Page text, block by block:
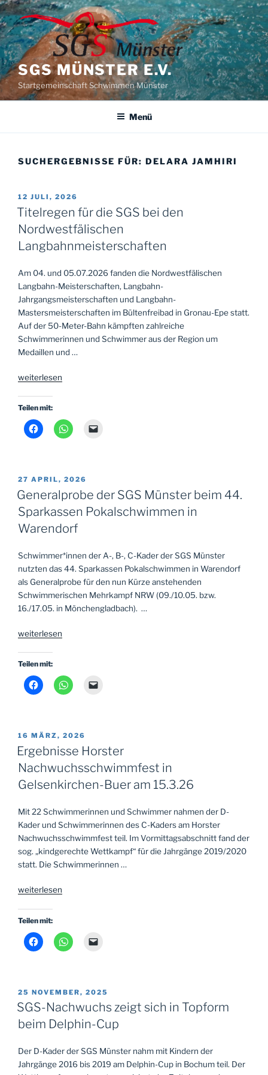
Zum
Inhalt
springen
SGS MÜNSTER E.V.
Startgemeinschaft Schwimmen Münster
Menü
SUCHERGEBNISSE FÜR:DELARA JAMHIRI
VERÖFFENTLICHT
AM
12 JULI, 2026
Titelregen für die SGS bei den
Nordwestfälischen
Langbahnmeisterschaften
Am 04. und 05.07.2026 fanden die Nordwestfälischen
Langbahn-Meisterschaften, Langbahn-
Jahrgangsmeisterschaften und Langbahn-
Mastersmeisterschaften im Bültenfreibad in Gronau-Epe statt.
Auf der 50-Meter-Bahn kämpften zahlreiche
Schwimmerinnen und Schwimmer aus der Region um
Medaillen und …
„Titelregen
die
bei
weiterlesen
Teilen mit:
VERÖFFENTLICHT
AM
27 APRIL, 2026
Generalprobe der SGS Münster beim 44.
Sparkassen Pokalschwimmen in
Warendorf
Schwimmer*innen der A-, B-, C-Kader der SGS Münster
nutzten das 44. Sparkassen Pokalschwimmen in Warendorf
als Generalprobe für den nun Kürze anstehenden
Schwimmerischen Mehrkampf NRW (09./10.05. bzw.
16./17.05. in Mönchengladbach). …
„Generalprobe
SGS
beim
in
Warendorf “
weiterlesen
Teilen mit:
VERÖFFENTLICHT
AM
16 MÄRZ, 2026
Ergebnisse Horster
Nachwuchsschwimmfest in
Gelsenkirchen-Buer am 15.3.26
Mit 22 Schwimmerinnen und Schwimmer nahmen der D-
Kader und Schwimmerinnen des C-Kaders am Horster
Nachwuchsschwimmfest teil. Im Vormittagsabschnitt fand der
sog. „kindgerechte Wettkampf“ für die Jahrgänge 2019/2020
statt. Die Schwimmerinnen …
„Ergebnisse
Nachwuchsschwimmfest
Gelsenkirchen-
weiterlesen
Teilen mit:
VERÖFFENTLICHT
AM
25 NOVEMBER, 2025
SGS-Nachwuchs zeigt sich in Topform
beim Delphin-Cup
Der D-Kader der SGS Münster nahm mit Kindern der
Jahrgänge 2016 bis 2019 am Delphin-Cup in Bochum teil. Der